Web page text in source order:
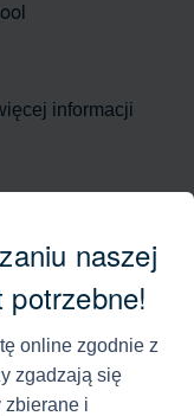
informacji
informacji
naszej
online zgodnie z
zgadzają się
zbierane i